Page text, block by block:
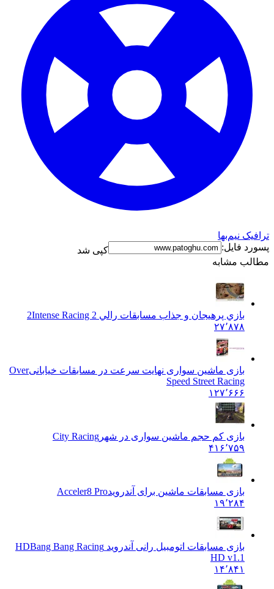
ترافیک نیم‌بها
پسورد فایل:
کپی شد
مطالب مشابه
بازي پرهيجان و جذاب مسابقات رالي 2 Intense Racing 2
۲۷٬۸۷۸
بازی ماشین سواری نهایت سرعت در مسابقات خیابانیOver
Speed Street Racing
۱۲۷٬۶۶۶
بازی کم حجم ماشین سواری در شهر City Racing
۴۱۶٬۷۵۹
بازی مسابقات ماشین برای آندرویدAcceler8 Pro
۱۹٬۲۸۴
بازی مسابقات اتومبیل رانی آندروید HD Bang Bang Racing
HD v1.1
۱۴٬۸۴۱